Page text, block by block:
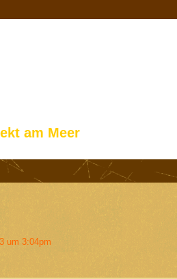
am Meer
um 3:04pm